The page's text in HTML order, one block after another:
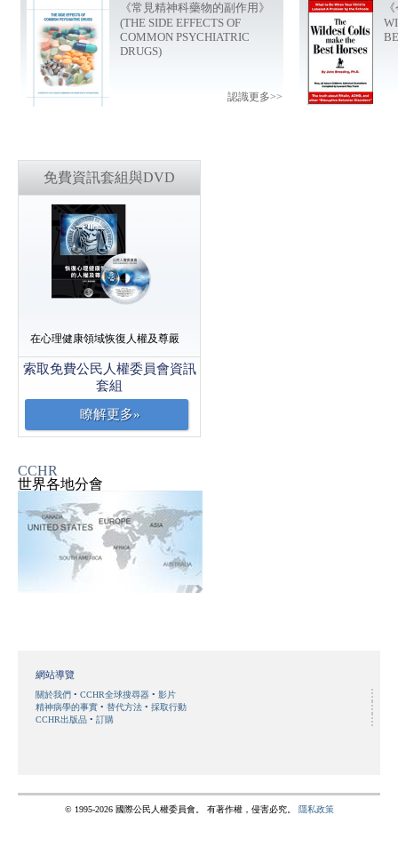
免費資訊套組與DVD
在心理健康領域恢復人權及尊嚴
索取免費公民人權委員會資訊
套組
瞭解更多»
CCHR
世界各地分會
《常見精神科藥物的副作用》
(THE SIDE EFFECTS OF
COMMON PSYCHIATRIC
DRUGS)
認識更多>>
網站導覽
關於我們 CCHR全球搜尋器
影片
精神病學的事實
替代方法
採取行動
CCHR出版品
訂購
© 1995-2026 國際公民人權委員會。 有著作權，侵害必究。 隱私政策